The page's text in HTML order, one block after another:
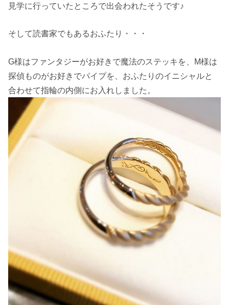
見学に行っていたところで出会われたそうです♪
そして読書家でもあるおふたり・・・
G様はファンタジーがお好きで魔法のステッキを、M様は
探偵ものがお好きでパイプを、おふたりのイニシャルと
合わせて指輪の内側にお入れしました。